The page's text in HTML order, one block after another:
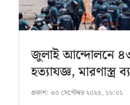
জুলাই আন্দোলনে
হত্যাযজ্ঞ,
প্রকাশ: ৩০ সেপ্টেম্বর ২০২৫, ১৮:০১